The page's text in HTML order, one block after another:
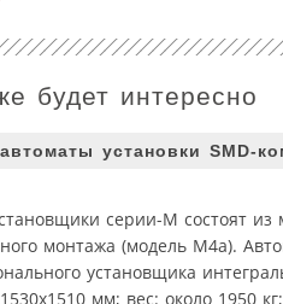
будет интересно
установки SMD-
серии-М состоят
монтажа (модель М4а).
установщика
мм; вес: около 1950